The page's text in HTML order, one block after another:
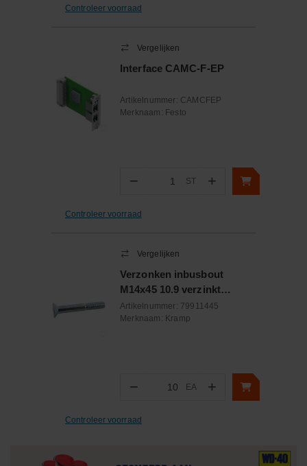
Controleer voorraad
Vergelijken
Interface CAMC-F-EP
Artikelnummer: CAMCFEP
Merknaam: Festo
− Aantal
ST +
Controleer voorraad
Vergelijken
Verzonken inbusbout
M14x45 10.9 verzinkt
DIN7991
Artikelnummer: 79911445
Merknaam: Kramp
− Aantal
EA +
Controleer voorraad